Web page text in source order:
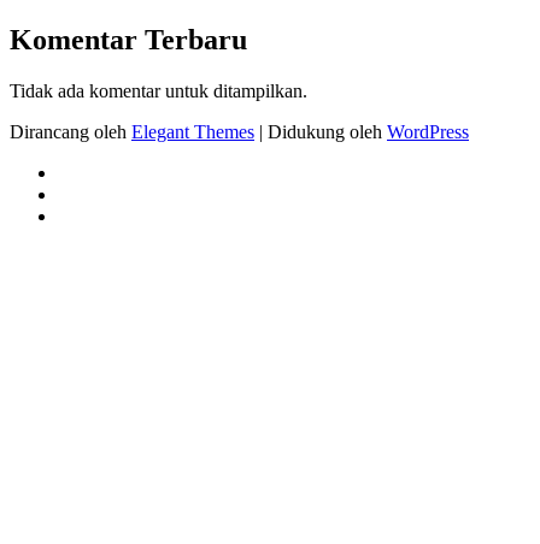
Komentar Terbaru
Tidak ada komentar untuk ditampilkan.
Dirancang oleh Elegant Themes | Didukung oleh WordPress